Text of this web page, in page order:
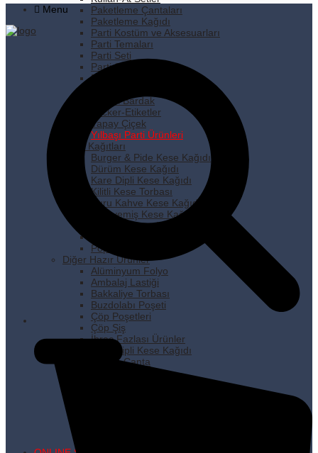
Paketleme Çantaları
Paketleme Kağıdı
Parti Kostüm ve Aksesuarları
Parti Temaları
Parti Seti
Parti Süsleri
Pipet
Plastik Bardak
Sticker-Etiketler
Yapay Çiçek
Yılbaşı Parti Ürünleri
Kese Kağıtları
Burger & Pide Kese Kağıdı
Dürüm Kese Kağıdı
Kare Dipli Kese Kağıdı
Kilitli Kese Torbası
Kuru Kahve Kese Kağıdı
Kuruyemiş Kese Kağıdı
Pastane Kese Kağıdı
Popcorn Kese Kağıdı
Diğer Hazır Ürünler
Alüminyum Folyo
Ambalaj Lastiği
Bakkaliye Torbası
Buzdolabı Poşeti
Çöp Poşetleri
Çöp Şiş
İhraç Fazlası Ürünler
Kare Dipli Kese Kağıdı
Karton Çanta
Menu